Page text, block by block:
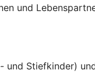
und
Stiefkinder)